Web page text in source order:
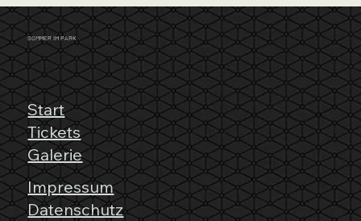
Forced to Mode Setliste: Depeche Mode
Klassiker live erleben
SOMMER IM PARK
Start
Tickets
Galerie
Impressum
Datenschutz